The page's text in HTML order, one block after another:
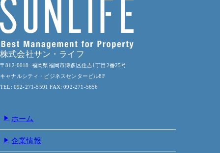
株式会社サン・ライフ
〒812-0018 福岡県福岡市博多区住吉1丁目2番25号
キャナルシティ・ビジネスセンタービル8F
TEL: 092-271-5591 FAX: 092-271-5656
ホーム
企業情報